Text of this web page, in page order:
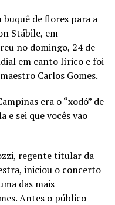
de flores para a
Stábile, em
no domingo, 24 de
em canto lírico e foi
Carlos Gomes.
era o “xodó” de
e sei que vocês vão
regente titular da
iniciou o concerto
das mais
Antes o público